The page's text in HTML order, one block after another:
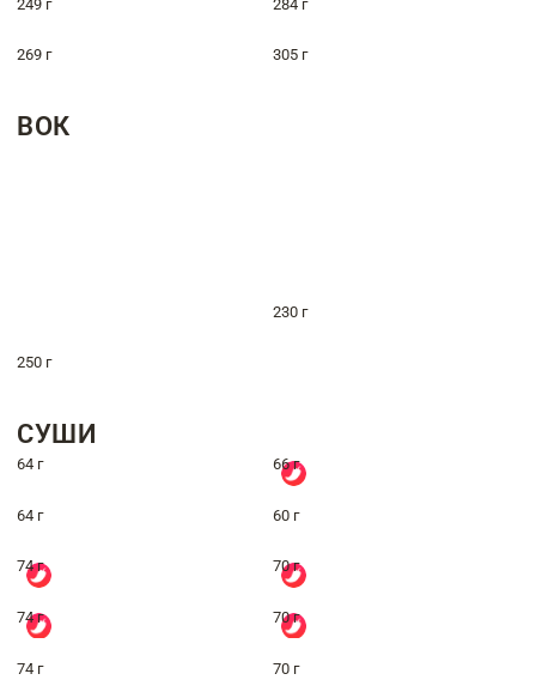
249 г 284 г
269 г 305 г
ВОК
230 г
250 г
СУШИ
64 г 66 г
64 г 60 г
74 г 70 г
74 г 70 г
74 г 70 г